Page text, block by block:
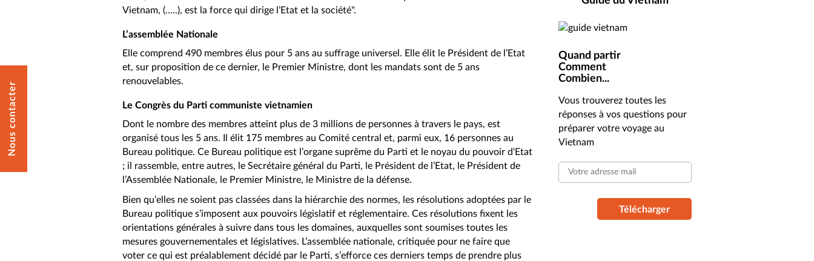
Nous contacter
Vietnam, (.....), est la force qui dirige l’Etat et la société".
L’assemblée Nationale
Elle comprend 490 membres élus pour 5 ans au suffrage universel. Elle élit le Président de l’Etat
et, sur proposition de ce dernier, le Premier Ministre, dont les mandats sont de 5 ans
renouvelables.
Le Congrès du Parti communiste vietnamien
Dont le nombre des membres atteint plus de 3 millions de personnes à travers le pays, est
organisé tous les 5 ans. Il élit 175 membres au Comité central et, parmi eux, 16 personnes au
Bureau politique. Ce Bureau politique est l’organe suprême du Parti et le noyau du pouvoir d'Etat
; il rassemble, entre autres, le Secrétaire général du Parti, le Président de l’Etat, le Président de
l’Assemblée Nationale, le Premier Ministre, le Ministre de la défense.
Bien qu’elles ne soient pas classées dans la hiérarchie des normes, les résolutions adoptées par le
Bureau politique s’imposent aux pouvoirs législatif et réglementaire. Ces résolutions fixent les
orientations générales à suivre dans tous les domaines, auxquelles sont soumises toutes les
mesures gouvernementales et législatives. L’assemblée nationale, critiquée pour ne faire que
voter ce qui est préalablement décidé par le Parti, s’efforce ces derniers temps de prendre plus
Quand partir
Comment
Combien...
Vous trouverez toutes les
réponses à vos questions pour
préparer votre voyage au
Vietnam
Télécharger